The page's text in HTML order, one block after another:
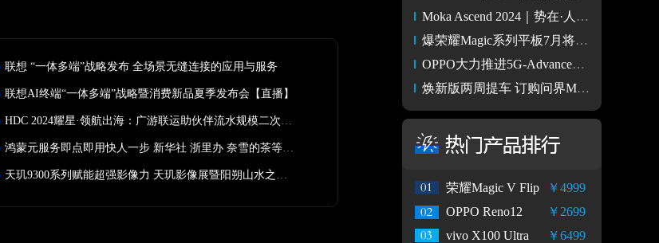
联想 “一体多端”战略发布 全场景无缝连接的应用与服务
联想AI终端“一体多端”战略暨消费新品夏季发布会【直播】
HDC 2024耀星·领航出海：广游联运助伙伴流水规模二次增长
鸿蒙元服务即点即用快人一步 新华社 浙里办 奈雪的茶等体验革新
天玑9300系列赋能超强影像力 天玑影像展暨阳朔山水之美Vlog
Moka Ascend 2024｜势在·人为，技术创新 激发企业管理内在效能
爆荣耀Magic系列平板7月将发布，首发AI护眼新技术
OPPO大力推进5G-Advanced技术，助力5G进入新里程碑
焕新版两周提车 订购问界M7Ultra终于不用等了
￥4999
荣耀Magic V Flip
￥2699
OPPO Reno12
￥6499
vivo X100 Ultra